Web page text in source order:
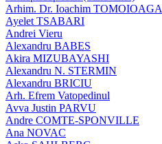
Arhim. Dr. Ioachim TOMOIOAGA
Ayelet TSABARI
Andrei Vieru
Alexandru BABES
Akira MIZUBAYASHI
Alexandru N. STERMIN
Alexandru BRICIU
Arh. Efrem Vatopedinul
Avva Justin PARVU
Andre COMTE-SPONVILLE
Ana NOVAC